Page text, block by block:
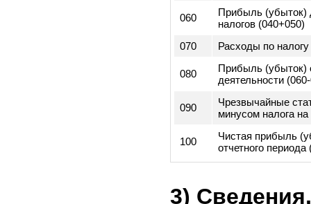
020
Доходы и
операционной
(доходы -
Операционные
Прибыль/
(010+020-030)
Прибыль
070 Расходы по